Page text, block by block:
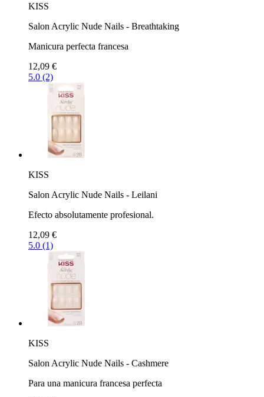
KISS
Salon Acrylic Nude Nails - Breathtaking
Manicura perfecta francesa
12,09 €
5.0 (2)
KISS
Salon Acrylic Nude Nails - Leilani
Efecto absolutamente profesional.
12,09 €
5.0 (1)
KISS
Salon Acrylic Nude Nails - Cashmere
Para una manicura francesa perfecta